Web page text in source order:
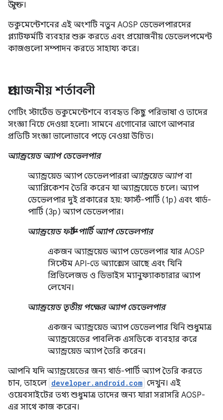
উন্মুক্ত।
ডকুমেন্টেশনের এই অংশটি নতুন AOSP ডেভেলপারদের
প্ল্যাটফর্মটি ব্যবহার শুরু করতে এবং প্রয়োজনীয় ডেভেলপমেন্ট
কাজগুলো সম্পাদন করতে সাহায্য করে।
প্রয়োজনীয় শর্তাবলী
গেটিং স্টার্টেড ডকুমেন্টেশনে ব্যবহৃত কিছু পরিভাষা ও তাদের
সংজ্ঞা নিচে দেওয়া হলো। সামনে এগোনোর আগে আপনার
প্রতিটি সংজ্ঞা ভালোভাবে পড়ে নেওয়া উচিত।
অ্যান্ড্রয়েড অ্যাপ ডেভেলপার
অ্যান্ড্রয়েড অ্যাপ ডেভেলপাররাঅ্যান্ড্রয়েড অ্যাপবা
অ্যাপ্লিকেশন তৈরি করেন যা অ্যান্ড্রয়েডে চলে। অ্যাপ
ডেভেলপার দুই প্রকারের হয়: ফার্স্ট-পার্টি (1p) এবং থার্ড-
পার্টি (3p) অ্যাপ ডেভেলপার।
অ্যান্ড্রয়েড ফার্স্ট-পার্টি অ্যাপ ডেভেলপার
একজন অ্যান্ড্রয়েড অ্যাপ ডেভেলপার যার AOSP
সিস্টেম API-তে অ্যাক্সেস আছে এবং যিনি
প্রিভিলেজড ও ডিভাইস ম্যানুফ্যাকচারার অ্যাপ
লেখেন।
অ্যান্ড্রয়েড তৃতীয় পক্ষের অ্যাপ ডেভেলপার
একজন অ্যান্ড্রয়েড অ্যাপ ডেভেলপার যিনি শুধুমাত্র
অ্যান্ড্রয়েডের পাবলিক এসডিকে ব্যবহার করে
অ্যান্ড্রয়েড অ্যাপ তৈরি করেন।
আপনি যদি অ্যান্ড্রয়েডের জন্য থার্ড-পার্টি অ্যাপ তৈরি করতে
চান, তাহলে developer.android.com দেখুন। এই
ওয়েবসাইটের তথ্য শুধুমাত্র তাদের জন্য যারা সরাসরি AOSP-
এর সাথে কাজ করেন।